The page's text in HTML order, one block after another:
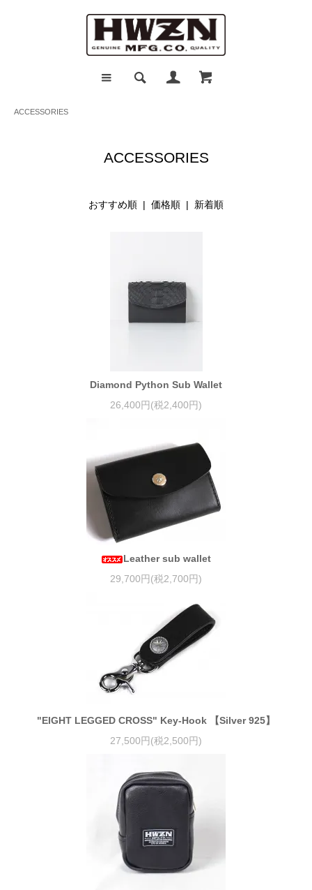
ACCESSORIES
ACCESSORIES
おすすめ順 | 価格順 | 新着順
Diamond Python Sub Wallet
26,400円(税2,400円)
Leather sub wallet
29,700円(税2,700円)
"EIGHT LEGGED CROSS" Key-Hook 【Silver 925】
27,500円(税2,500円)